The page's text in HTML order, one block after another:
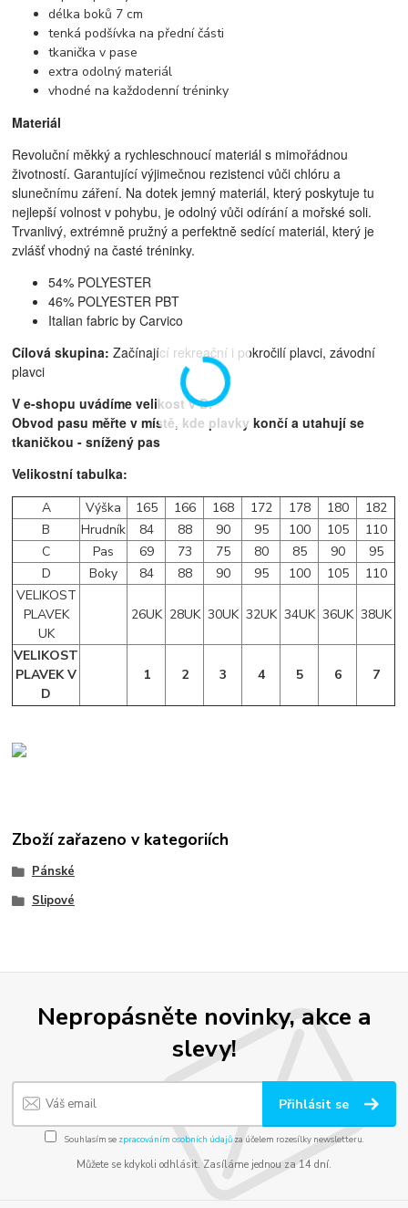
délka boků 7 cm
tenká podšívka na přední části
tkanička v pase
extra odolný materiál
vhodné na každodenní tréninky
Materiál
Revoluční měkký a rychleschnoucí materiál s mimořádnou
životností. Garantující výjimečnou rezistenci vůči chlóru a
slunečnímu záření. Na dotek jemný materiál, který poskytuje tu
nejlepší volnost v pohybu, je odolný vůči odírání a mořské soli.
Trvanlivý, extrémně pružný a perfektně sedící materiál, který je
zvlášť vhodný na časté tréninky.
54% POLYESTER
46% POLYESTER PBT
Italian fabric by Carvico
Cílová skupina:Začínající rekreační i pokročilí plavci, závodní
plavci
V e-shopu uvádíme velikost v D.
Obvod pasu měřte v místě, kde plavky končí a utahují se
tkaničkou - snížený pas
Velikostní tabulka:
A Výška 165 166 168 172 178 180
182
B
Hrudník 84 88 90 95 100 105
110
C
Pas 69 73 75 80 85 90
95
D
Boky 84 88 90 95 100 105
110
VELIKOST
PLAVEK
UK
26UK 28UK 30UK 32UK 34UK 36UK 38UK
VELIKOST
PLAVEK V
D
1 2 3 4 5 6 7
Zboží zařazeno v kategoriích
Pánské
Slipové
Nepropásněte novinky, akce a
slevy!
Přihlásit se
Souhlasím se zpracováním osobních údajůza účelem rozesílky newsletteru.
Můžete se kdykoli odhlásit. Zasíláme jednou za 14 dní.